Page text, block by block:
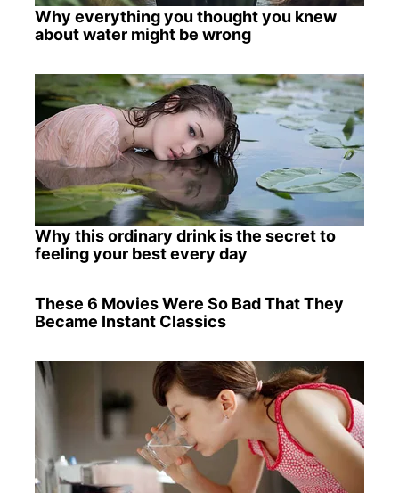
Why everything you thought you knew
about water might be wrong
Why this ordinary drink is the secret to
feeling your best every day
These 6 Movies Were So Bad That They
Became Instant Classics